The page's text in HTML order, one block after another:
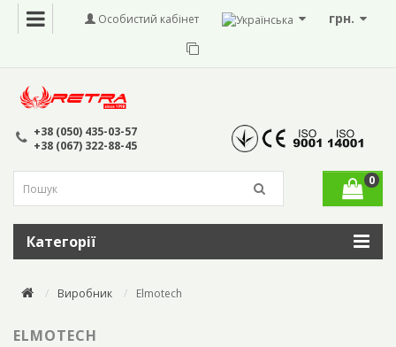
грн.
Особистий кабінет
+38 (050) 435-03-57
+38 (067) 322-88-45
0
Категорії
Виробник Elmotech
ELMOTECH